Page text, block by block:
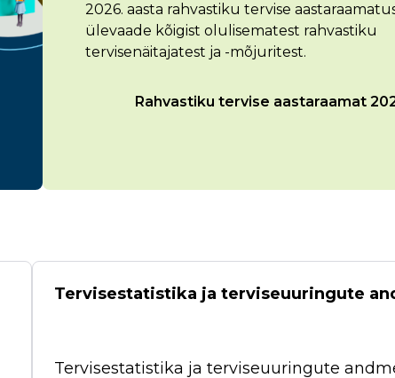
2026. aasta rahvastiku tervise
ülevaade kõigist olulisematest rahvastiku
tervisenäitajatest ja -mõjuritest.
Rahvastiku tervise aastaraamat
Tervisestatistika ja terviseuuringute
Tervisestatistika ja terviseuuringute